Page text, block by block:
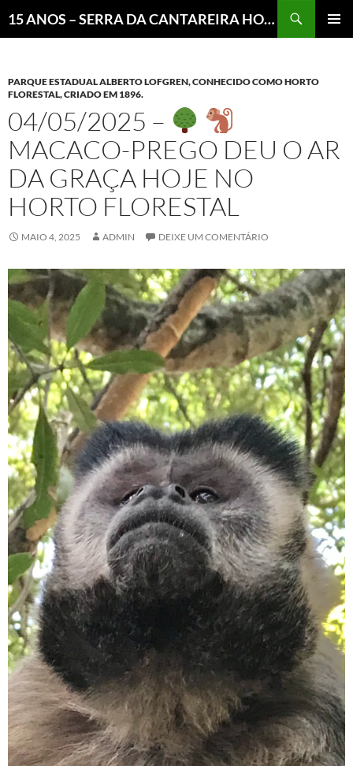
15 ANOS – SERRA DA CANTAREIRA HOJE E COTIDIANO DO BRASIL E DO MUNDO
PARQUE ESTADUAL ALBERTO LOFGREN, CONHECIDO COMO HORTO
FLORESTAL, CRIADO EM 1896.
04/05/2025 –
MACACO-PREGO DEU O AR
DA GRAÇA HOJE NO
HORTO FLORESTAL
MAIO 4, 2025 ADMIN DEIXE UM COMENTÁRIO